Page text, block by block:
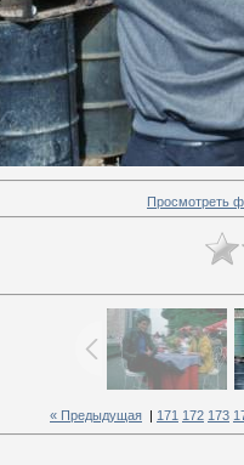
Просмотреть
« Предыдущая 171 172 173